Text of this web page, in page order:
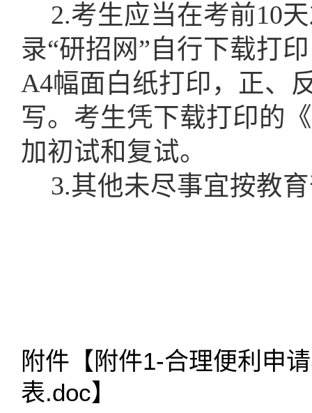
2.考生应当在考前10
录“研招网”自行下载打
A4幅面白纸打印，正、
写。考生凭下载打印的
加初试和复试。
3.其他未尽事宜按教
附件【 附件1-合理便利申
表.doc】